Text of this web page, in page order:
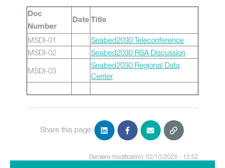
Doc
Number
Date Title
MSDI-01
Seabed2030 Teleconference
MSDI-02
Seabed2030 RSA Discussion
MSDI-03
Seabed2030 Regional Data
Center
Share this page:
Dernière modification: 02/10/2025 - 12:52